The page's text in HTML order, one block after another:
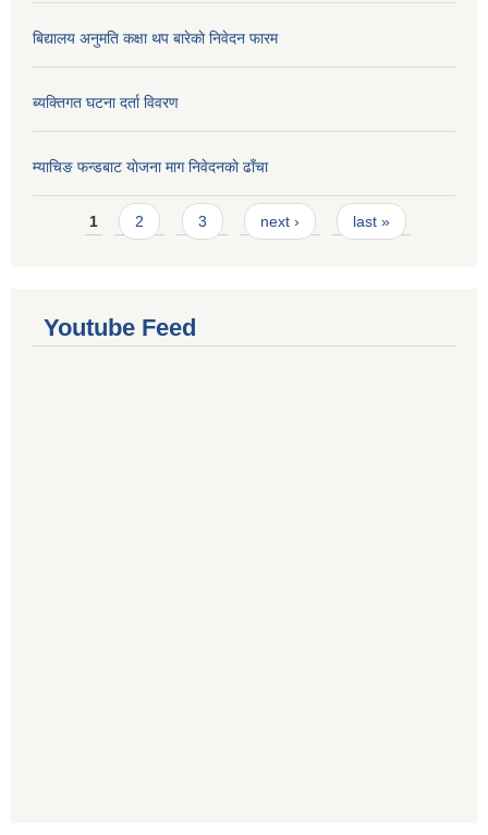
बिद्यालय अनुमति कक्षा थप बारेकाे निवेदन फारम
ब्यक्तिगत घटना दर्ता विवरण
म्याचिङ फन्डबाट याेजना माग निवेदनकाे ढाँचा
Pages
1 2 3 next › last »
Youtube Feed